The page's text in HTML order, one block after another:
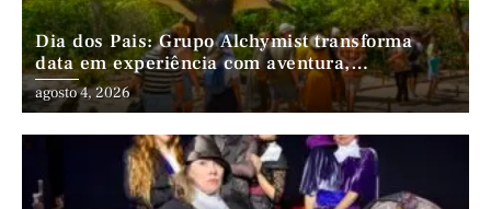
Dia dos Pais: Grupo Alchymist transforma
data em experiência com aventura,
gastronomia e lazer em família
agosto 4, 2026